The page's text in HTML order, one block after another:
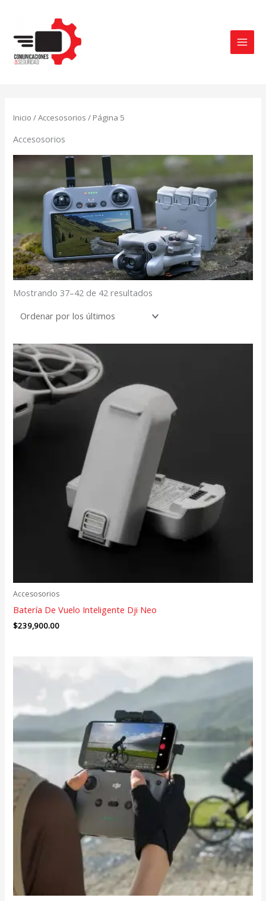
contenido
Inicio /Accesosorios / Página 5
Accesosorios
Mostrando 37–42 de 42 resultados
Accesosorios
Batería De Vuelo Inteligente Dji Neo
$239,900.00